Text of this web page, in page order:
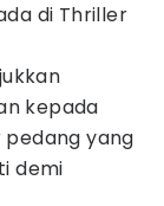
di Thriller
kepada
pedang yang
demi